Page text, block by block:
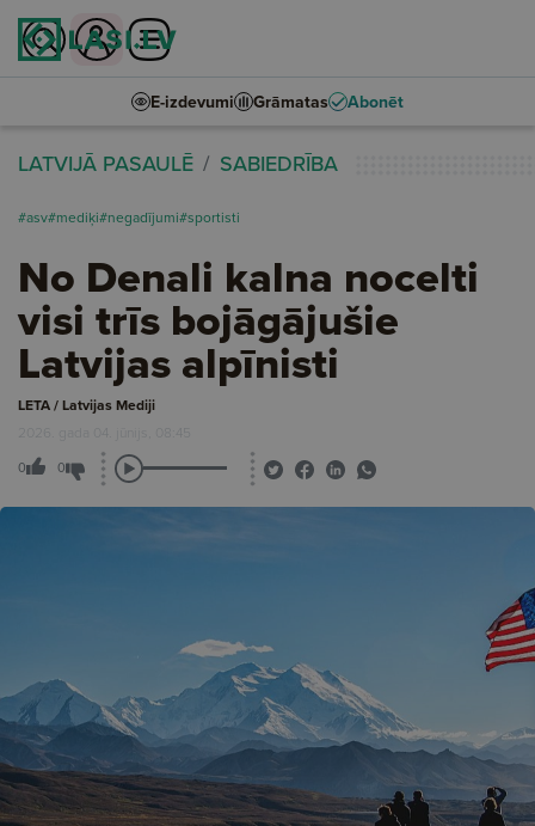
E-izdevumi Grāmatas Abonēt
LATVIJĀ PASAULĒ SABIEDRĪBA
#asv#mediķi#negadījumi#sportisti
No Denali kalna nocelti
visi trīs bojāgājušie
Latvijas alpīnisti
LETA / Latvijas Mediji
2026. gada 04. jūnijs, 08:45
0 0